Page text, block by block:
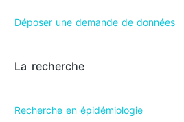
Déposer une demande de données
La recherche
Recherche en épidémiologie